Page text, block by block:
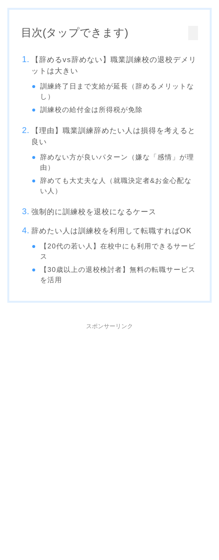
目次(タップできます)
【辞めるvs辞めない】職業訓練校の退校デメリ
ットは大きい
訓練終了日まで支給が延長（辞めるメリットな
し）
訓練校の給付金は所得税が免除
【理由】職業訓練辞めたい人は損得を考えると
良い
辞めない方が良いパターン（嫌な「感情」が理
由）
辞めても大丈夫な人（就職決定者&お金心配な
い人）
強制的に訓練校を退校になるケース
辞めたい人は訓練校を利用して転職すればOK
【20代の若い人】在校中にも利用できるサービ
ス
【30歳以上の退校検討者】無料の転職サービス
を活用
スポンサーリンク